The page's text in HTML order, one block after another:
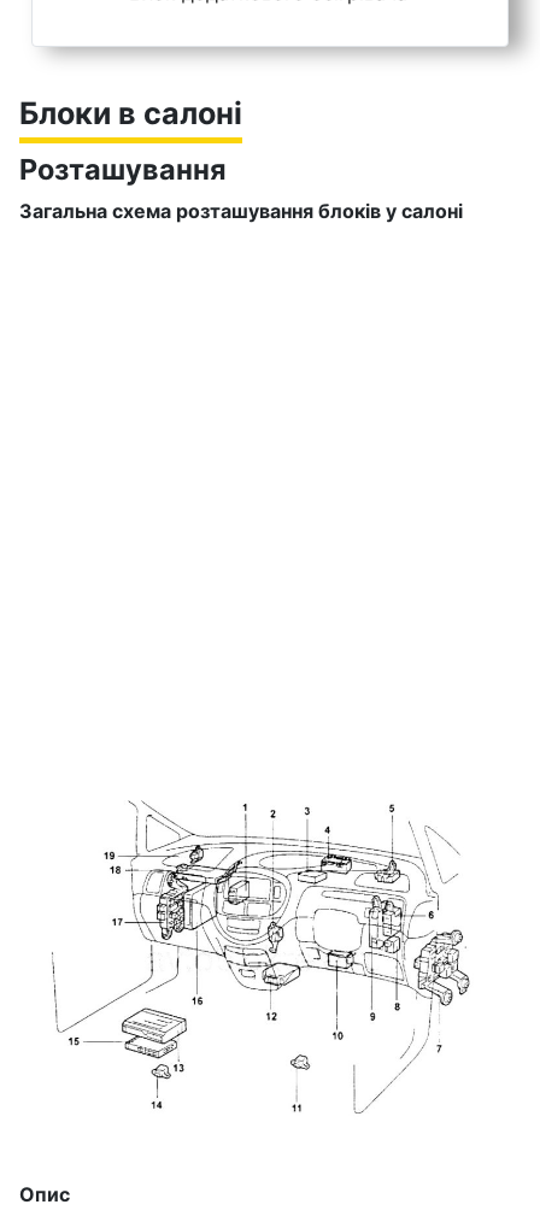
Блоки в салоні
Розташування
Загальна схема розташування блоків у салоні
Опис